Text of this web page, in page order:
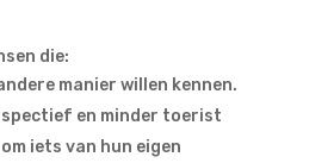
die:
manier willen kennen.
en minder toerist
iets van hun eigen